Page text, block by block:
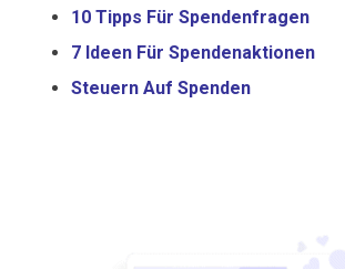
10 Tipps Für Spendenfragen
7 Ideen Für Spendenaktionen
Steuern Auf Spenden